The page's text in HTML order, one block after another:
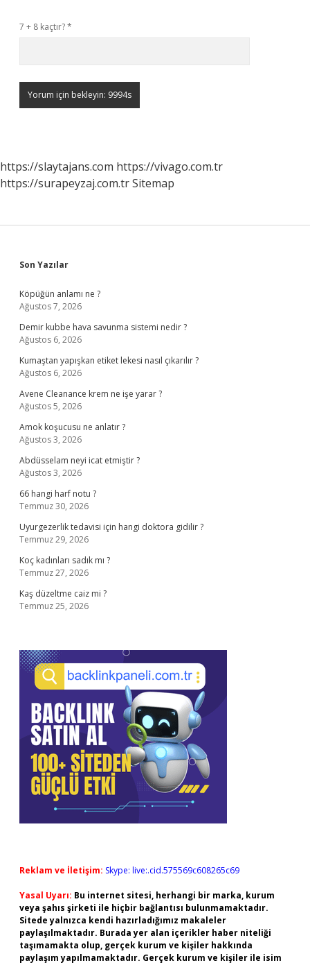
7 + 8 kaçtır?*
https://slaytajans.com https://vivago.com.tr
https://surapeyzaj.com.trSitemap
Sidebar
Son Yazılar
Köpüğün anlamı ne ?
Ağustos 7, 2026
Demir kubbe hava savunma sistemi nedir ?
Ağustos 6, 2026
Kumaştan yapışkan etiket lekesi nasıl çıkarılır ?
Ağustos 6, 2026
Avene Cleanance krem ne işe yarar ?
Ağustos 5, 2026
Amok koşucusu ne anlatır ?
Ağustos 3, 2026
Abdüsselam neyi icat etmiştir ?
Ağustos 3, 2026
66 hangi harf notu ?
Temmuz 30, 2026
Uyurgezerlik tedavisi için hangi doktora gidilir ?
Temmuz 29, 2026
Koç kadınları sadık mı ?
Temmuz 27, 2026
Kaş düzeltme caiz mi ?
Temmuz 25, 2026
Reklam ve İletişim: Skype: live:.cid.575569c608265c69
Yasal Uyarı: Bu internet sitesi, herhangi bir marka, kurum
veya şahıs şirketi ile hiçbir bağlantısı bulunmamaktadır.
Sitede yalnızca kendi hazırladığımız makaleler
paylaşılmaktadır. Burada yer alan içerikler haber niteliği
taşımamakta olup, gerçek kurum ve kişiler hakkında
paylaşım yapılmamaktadır. Gerçek kurum ve kişiler ile isim